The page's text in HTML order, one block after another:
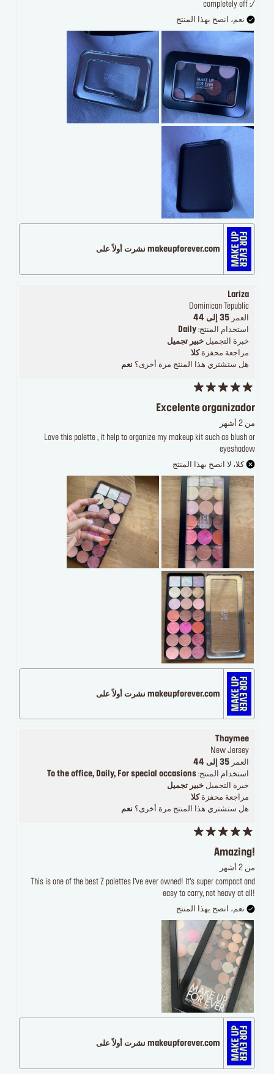
completely off :/
نعم، انصح بهذا المنتج
makeupforever.com نشرت أولاً على
Lariza
Dominican Tepublic
العمر 35 إلى 44
استخدام المنتج: Daily
خبرة التجميل خبير تجميل
مراجعة محفزةكلا
هل ستشتري هذا المنتج مرة أخرى؟ نعم
Excelente organizador
من 2 أشهر
Love this palette , it help to organize my makeup kit such as blush or
eyeshadow
كلا، لا انصح بهذا المنتج
makeupforever.com نشرت أولاً على
Thaymee
New Jersey
العمر 35 إلى 44
استخدام المنتج: To the office, Daily, For special occasions
خبرة التجميل خبير تجميل
مراجعة محفزة كلا
هل ستشتري هذا المنتج مرة أخرى؟ نعم
Amazing!
من 2 أشهر
This is one of the best Z palettes I’ve ever owned! It’s super compact and
easy to carry, not heavy at all!
نعم، انصح بهذا المنتج
makeupforever.com نشرت أولاً على